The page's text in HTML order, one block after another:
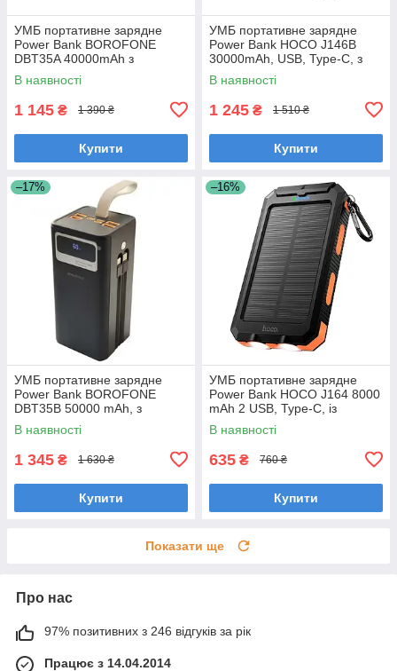
УМБ портативне зарядне
Power Bank BOROFONE
DBT35A 40000mAh з
вбудованими кабелями,
чорне
В наявності
1 145 ₴ 1 390 ₴
Купити
УМБ портативне зарядне
Power Bank HOCO J146B
30000mAh, USB, Type-C, з
вбудованими кабелями,
чорний
В наявності
1 245 ₴ 1 510 ₴
Купити
–17%
УМБ портативне зарядне
Power Bank BOROFONE
DBT35B 50000 mAh, з
вбудованими кабелями,
чорне 1420
В наявності
1 345 ₴ 1 630 ₴
Купити
–16%
УМБ портативне зарядне
Power Bank HOCO J164 8000
mAh 2 USB, Type-C, із
сонячною панеллю, чорне
В наявності
635 ₴ 760 ₴
Купити
Показати ще
Про нас
97% позитивних з 246 відгуків за рік
Працює з 14.04.2014